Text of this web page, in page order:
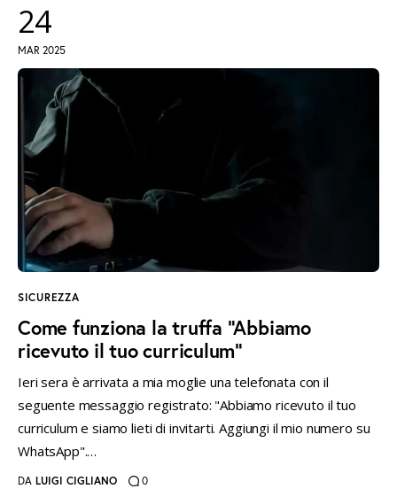
24
MAR 2025
SICUREZZA
Come funziona la truffa “Abbiamo
ricevuto il tuo curriculum”
Ieri sera è arrivata a mia moglie una telefonata con il
seguente messaggio registrato: "Abbiamo ricevuto il tuo
curriculum e siamo lieti di invitarti. Aggiungi il mio numero su
WhatsApp".…
DA LUIGI CIGLIANO 0